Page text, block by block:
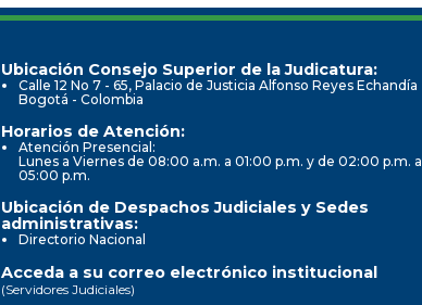
Ubicación Consejo Superior de la Judicatura:
Calle 12 No 7 - 65, Palacio de Justicia Alfonso Reyes Echandía
Bogotá - Colombia
Horarios de Atención:
Atención Presencial:
Lunes a Viernes de 08:00 a.m. a 01:00 p.m. y de 02:00 p.m. a
05:00 p.m.
Ubicación de Despachos Judiciales y Sedes
administrativas:
Directorio Nacional
Acceda a su correo electrónico institucional
(Servidores Judiciales)